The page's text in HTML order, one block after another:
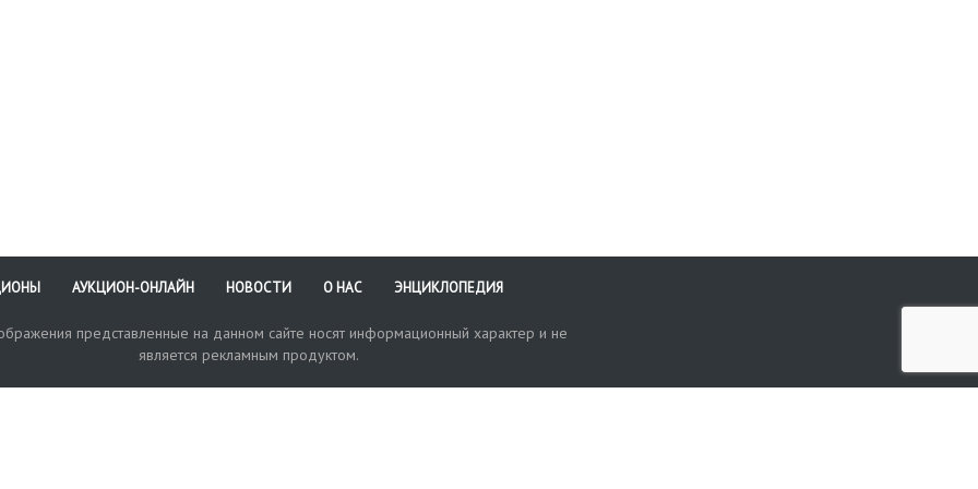
АУКЦИОН-ОНЛАЙН НОВОСТИ О НАС ЭНЦИКЛОПЕДИЯ
представленные на данном сайте носят информационный характер и не
является рекламным продуктом.